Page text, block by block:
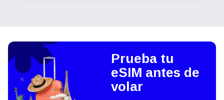
Prueba tu
eSIM antes de
volar